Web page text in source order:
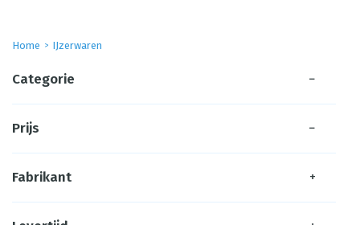
Home IJzerwaren
Categorie −
Prijs −
Fabrikant +